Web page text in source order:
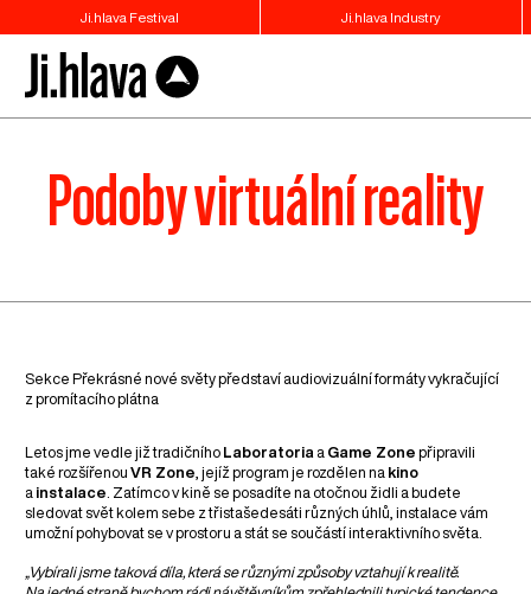
Ji.hlava Festival Ji.hlava Industry
Podoby virtuální reality
Sekce Překrásné nové světy představí audiovizuální formáty vykračující
z promítacího plátna
Letos jme vedle již tradičního Laboratoria a Game Zone připravili
také rozšířenouVR Zone , jejíž program je rozdělen na kino
a instalace . Zatímco v kině se posadíte na otočnou židli a budete
sledovat svět kolem sebe z třistašedesáti různých úhlů, instalace vám
umožní pohybovat se v prostoru a stát se součástí interaktivního světa.
„Vybírali jsme taková díla, která se různými způsoby vztahují k realitě.